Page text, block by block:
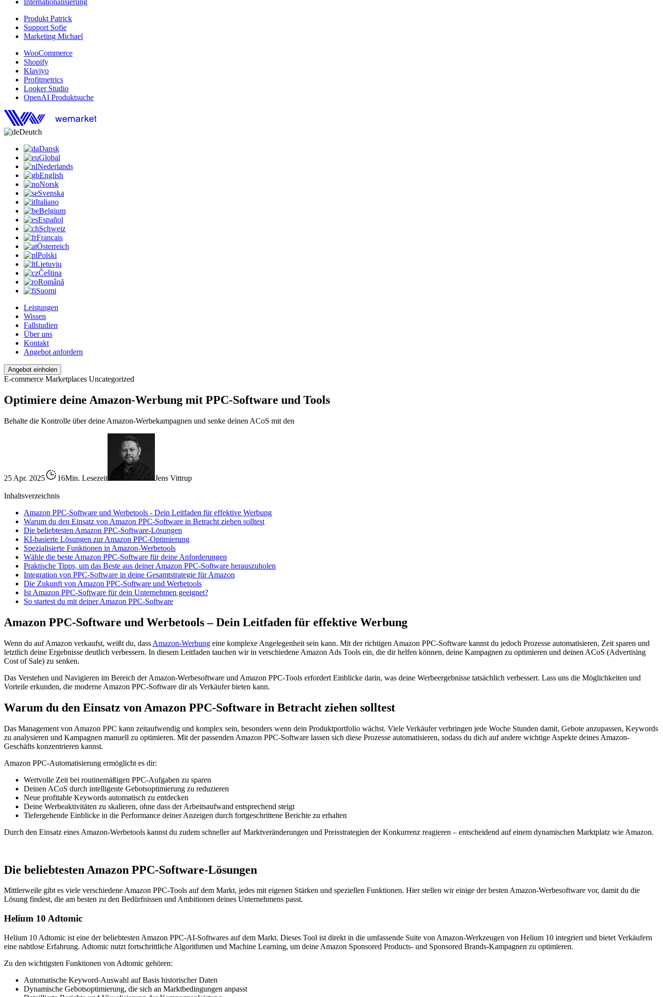
Internationalisierung
Produkt Patrick
Support Sofie
Marketing Michael
WooCommerce
Shopify
Klaviyo
Profitmetrics
Looker Studio
OpenAI Produktsuche
Deutch
Dansk
Global
Nederlands
English
Norsk
Svenska
Italiano
Belgium
Español
Schweiz
Français
Österreich
Polski
Lietuvių
Čeština
Română
Suomi
Leistungen
Wissen
Fallstudien
Über uns
Kontakt
Angebot anfordern
Angebot einholen
E-commerce Marketplaces Uncategorized
Optimiere deine Amazon-Werbung mit PPC-Software und Tools
Behalte die Kontrolle über deine Amazon-Werbekampagnen und senke deinen ACoS mit den
25 Apr. 2025 16Min. Lesezeit Jens Vittrup
Inhaltsverzeichnis
Amazon PPC-Software und Werbetools - Dein Leitfaden für effektive Werbung
Warum du den Einsatz von Amazon PPC-Software in Betracht ziehen solltest
Die beliebtesten Amazon PPC-Software-Lösungen
KI-basierte Lösungen zur Amazon PPC-Optimierung
Spezialisierte Funktionen in Amazon-Werbetools
Wähle die beste Amazon PPC-Software für deine Anforderungen
Praktische Tipps, um das Beste aus deiner Amazon PPC-Software herauszuholen
Integration von PPC-Software in deine Gesamtstrategie für Amazon
Die Zukunft von Amazon PPC-Software und Werbetools
Ist Amazon PPC-Software für dein Unternehmen geeignet?
So startest du mit deiner Amazon PPC-Software
Amazon PPC-Software und Werbetools – Dein Leitfaden für effektive Werbung
Wenn du auf Amazon verkaufst, weißt du, dass Amazon-Werbung eine komplexe Angelegenheit sein kann. Mit der richtigen Amazon PPC-Software kannst du jedoch Prozesse automatisieren, Zeit sparen und
letztlich deine Ergebnisse deutlich verbessern. In diesem Leitfaden tauchen wir in verschiedene Amazon Ads Tools ein, die dir helfen können, deine Kampagnen zu optimieren und deinen ACoS (Advertising
Cost of Sale) zu senken.
Das Verstehen und Navigieren im Bereich der Amazon-Werbesoftware und Amazon PPC-Tools erfordert Einblicke darin, was deine Werbeergebnisse tatsächlich verbessert. Lass uns die Möglichkeiten und
Vorteile erkunden, die moderne Amazon PPC-Software dir als Verkäufer bieten kann.
Warum du den Einsatz von Amazon PPC-Software in Betracht ziehen solltest
Das Management von Amazon PPC kann zeitaufwendig und komplex sein, besonders wenn dein Produktportfolio wächst. Viele Verkäufer verbringen jede Woche Stunden damit, Gebote anzupassen, Keywords
zu analysieren und Kampagnen manuell zu optimieren. Mit der passenden Amazon PPC-Software lassen sich diese Prozesse automatisieren, sodass du dich auf andere wichtige Aspekte deines Amazon-
Geschäfts konzentrieren kannst.
Amazon PPC-Automatisierung ermöglicht es dir:
Wertvolle Zeit bei routinemäßigen PPC-Aufgaben zu sparen
Deinen ACoS durch intelligente Gebotsoptimierung zu reduzieren
Neue profitable Keywords automatisch zu entdecken
Deine Werbeaktivitäten zu skalieren, ohne dass der Arbeitsaufwand entsprechend steigt
Tiefergehende Einblicke in die Performance deiner Anzeigen durch fortgeschrittene Berichte zu erhalten
Durch den Einsatz eines Amazon-Werbetools kannst du zudem schneller auf Marktveränderungen und Preisstrategien der Konkurrenz reagieren – entscheidend auf einem dynamischen Marktplatz wie Amazon.
Die beliebtesten Amazon PPC-Software-Lösungen
Mittlerweile gibt es viele verschiedene Amazon PPC-Tools auf dem Markt, jedes mit eigenen Stärken und speziellen Funktionen. Hier stellen wir einige der besten Amazon-Werbesoftware vor, damit du die
Lösung findest, die am besten zu den Bedürfnissen und Ambitionen deines Unternehmens passt.
Helium 10 Adtomic
Helium 10 Adtomic ist eine der beliebtesten Amazon PPC-AI-Softwares auf dem Markt. Dieses Tool ist direkt in die umfassende Suite von Amazon-Werkzeugen von Helium 10 integriert und bietet Verkäufern
eine nahtlose Erfahrung. Adtomic nutzt fortschrittliche Algorithmen und Machine Learning, um deine Amazon Sponsored Products- und Sponsored Brands-Kampagnen zu optimieren.
Zu den wichtigsten Funktionen von Adtomic gehören:
Automatische Keyword-Auswahl auf Basis historischer Daten
Dynamische Gebotsoptimierung, die sich an Marktbedingungen anpasst